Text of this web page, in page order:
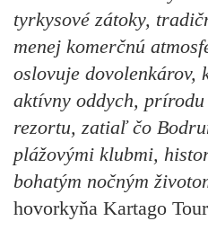
tyrkysové zátoky,
menej komerčnú
oslovuje dovolenkárov,
aktívny oddych,
rezortu, zatiaľ čo
plážovými klubmi,
bohatým nočným
hovorkyňa Kartago